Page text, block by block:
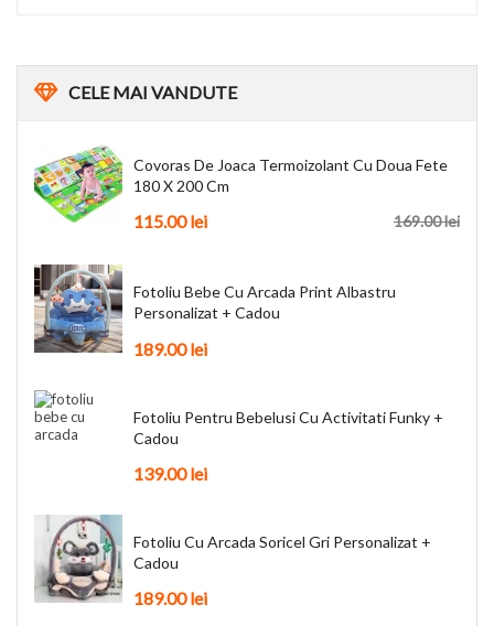
CELEMAI VANDUTE
Covoras De Joaca Termoizolant Cu Doua Fete
180 X 200 Cm
169.00lei
115.00lei
Fotoliu Bebe Cu Arcada Print Albastru
Personalizat + Cadou
189.00lei
Fotoliu Pentru Bebelusi Cu Activitati Funky +
Cadou
139.00lei
Fotoliu Cu Arcada Soricel Gri Personalizat +
Cadou
189.00lei